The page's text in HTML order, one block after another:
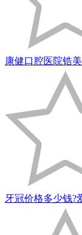
康健口腔医院锆
牙冠价格多少钱?